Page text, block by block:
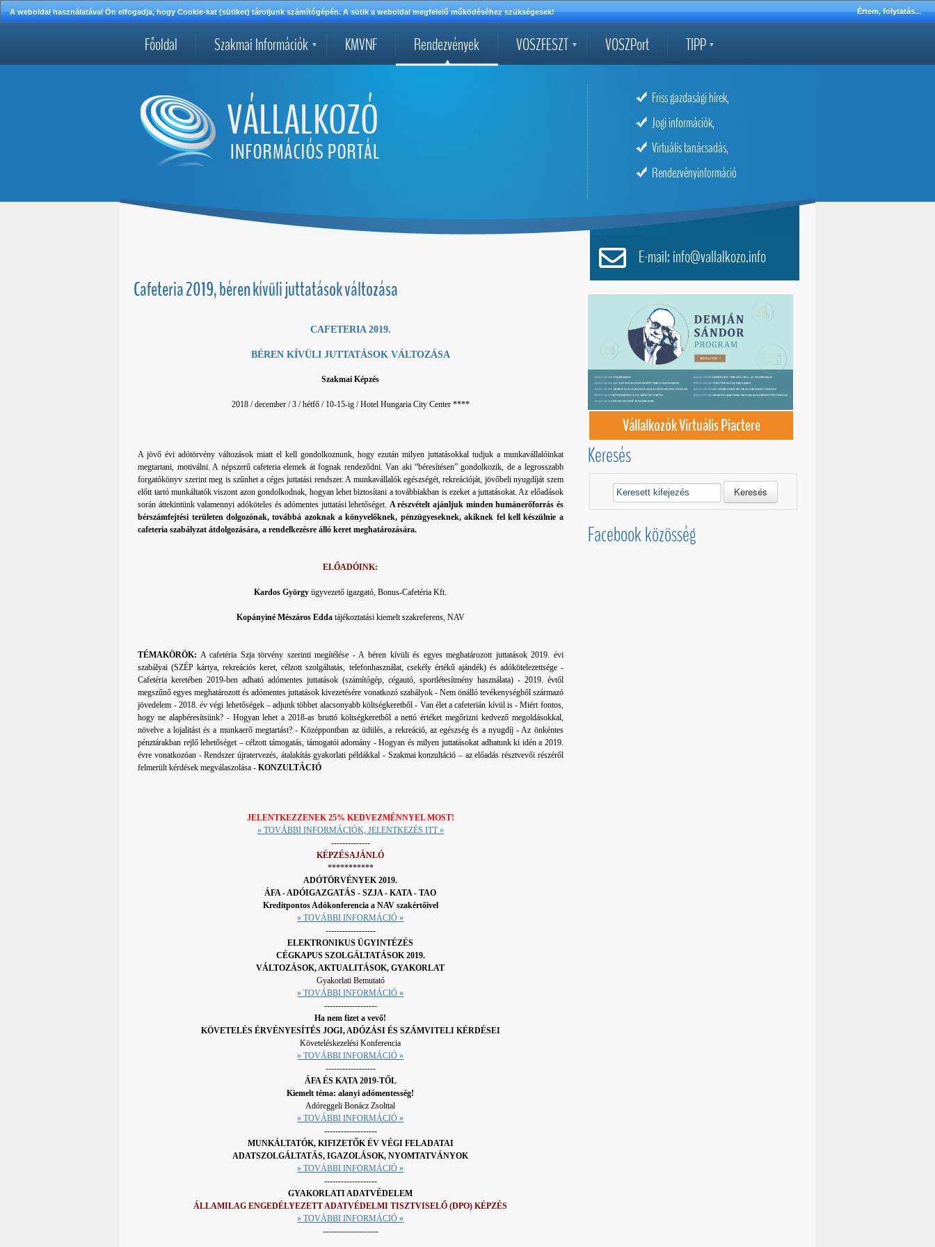
A weboldal használatával Ön elfogadja, hogy Cookie-kat (sütiket) tároljunk számítógépén. A sütik a weboldal megfelelő működéséhez szükségesek! Értem, folytatás...
Főoldal Szakmai Információk KMVNF Rendezvények VOSZFESZT VOSZPort TIPP
Friss gazdasági hírek,
Jogi információk,
Virtuális tanácsadás,
Rendezvényinformáció
Cafeteria 2019, béren kívüli juttatások változása
CAFETERIA 2019.
BÉREN KÍVÜLI JUTTATÁSOK VÁLTOZÁSA
Szakmai Képzés
2018 / december / 3 / hétfő / 10-15-ig / Hotel Hungaria City Center ****
A jövő évi adótörvény változások miatt el kell gondolkoznunk, hogy ezután milyen juttatásokkal tudjuk a munkavállalóinkat
megtartani, motiválni. A népszerű cafeteria elemek át fognak rendeződni. Van aki “béresítésen” gondolkozik, de a legrosszabb
forgatókönyv szerint meg is szűnhet a céges juttatási rendszer. A munkavállalók egészségét, rekreációját, jövőbeli nyugdíját szem
előtt tartó munkáltatók viszont azon gondolkodnak, hogyan lehet biztosítani a továbbiakban is ezeket a juttatásokat. Az előadások
során áttekintünk valamennyi adóköteles és adómentes juttatási lehetőséget. A részvételt ajánljuk minden humánerőforrás és
bérszámfejtési területen dolgozónak, továbbá azoknak a könyvelőknek, pénzügyeseknek, akiknek fel kell készülnie a
cafeteria szabályzat átdolgozására, a rendelkezésre álló keret meghatározására.
ELŐADÓINK:
Kardos György ügyvezető igazgató, Bonus-Cafetéria Kft.
Kopányiné Mészáros Eddatájékoztatási kiemelt szakreferens, NAV
TÉMAKÖRÖK: A cafetéria Szja törvény szerinti megítélése - A béren kívüli és egyes meghatározott juttatások 2019. évi
szabályai (SZÉP kártya, rekreációs keret, célzott szolgáltatás, telefonhasználat, csekély értékű ajándék) és adókötelezettsége -
Cafetéria keretében 2019-ben adható adómentes juttatások (számítógép, cégautó, sportlétesítmény használata) - 2019. évtől
megszűnő egyes meghatározott és adómentes juttatások kivezetésére vonatkozó szabályok - Nem önálló tevékenységből származó
jövedelem - 2018. év végi lehetőségek – adjunk többet alacsonyabb költségkeretből - Van élet a cafeterián kívül is - Miért fontos,
hogy ne alapbéresítsünk? - Hogyan lehet a 2018-as bruttó költségkeretből a nettó értéket megőrizni kedvező megoldásokkal,
növelve a lojalitást és a munkaerő megtartást? - Középpontban az üdülés, a rekreáció, az egészség és a nyugdíj - Az önkéntes
pénztárakban rejlő lehetőséget – célzott támogatás, támogatói adomány - Hogyan és milyen juttatásokat adhatunk ki idén a 2019.
évre vonatkozóan - Rendszer újratervezés, átalakítás gyakorlati példákkal - Szakmai konzultáció – az előadás résztvevői részéről
felmerült kérdések megválaszolása -KONZULTÁCIÓ
JELENTKEZZENEK 25% KEDVEZMÉNNYEL MOST!
» TOVÁBBI INFORMÁCIÓK, JELENTKEZÉS ITT »
--------------
KÉPZÉSAJÁNLÓ
***********
ADÓTÖRVÉNYEK 2019.
ÁFA - ADÓIGAZGATÁS - SZJA - KATA - TAO
Kreditpontos Adókonferencia a NAV szakértőivel
» TOVÁBBI INFORMÁCIÓ »
------------------
ELEKTRONIKUS ÜGYINTÉZÉS
CÉGKAPUS SZOLGÁLTATÁSOK 2019.
VÁLTOZÁSOK, AKTUALITÁSOK, GYAKORLAT
Gyakorlati Bemutató
» TOVÁBBI INFORMÁCIÓ »
-------------------
Ha nem fizet a vevő!
KÖVETELÉS ÉRVÉNYESÍTÉS JOGI, ADÓZÁSI ÉS SZÁMVITELI KÉRDÉSEI
Követeléskezelési Konferencia
» TOVÁBBI INFORMÁCIÓ »
------------------
ÁFA ÉS KATA 2019-TŐL
Kiemelt téma: alanyi adómentesség!
Adóreggeli Bonácz Zsolttal
» TOVÁBBI INFORMÁCIÓ »
-------------------
MUNKÁLTATÓK, KIFIZETŐK ÉV VÉGI FELADATAI
ADATSZOLGÁLTATÁS, IGAZOLÁSOK, NYOMTATVÁNYOK
» TOVÁBBI INFORMÁCIÓ »
-------------------
GYAKORLATI ADATVÉDELEM
ÁLLAMILAG ENGEDÉLYEZETT ADATVÉDELMI TISZTVISELŐ (DPO) KÉPZÉS
» TOVÁBBI INFORMÁCIÓ »
--------------------
E-mail: info@vallalkozo.info
Vállalkozók Virtuális Piactere
Keresés
Keresés
Facebook közösség